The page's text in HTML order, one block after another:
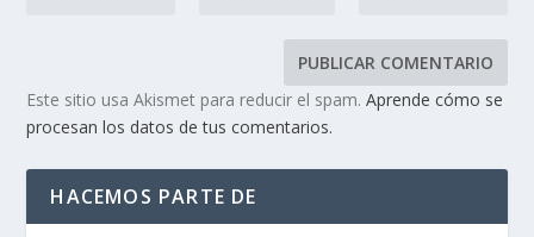
Este sitio usa Akismet para reducir el spam.Aprende cómo se
procesan los datos de tus comentarios.
HACEMOS PARTE DE